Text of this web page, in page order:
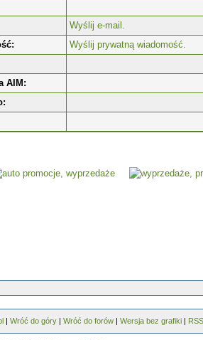
Wyślij e-mail.
Wyślij prywatną wiadomość.
AIM:
| Wróć do góry | Wróć do forów | Wersja bez grafiki | RSS